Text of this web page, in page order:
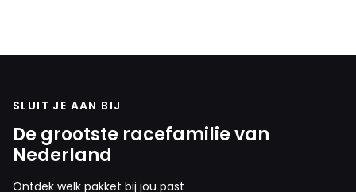
SLUIT JE AAN BIJ
De grootste racefamilie van
Nederland
Ontdek welk pakket bij jou past